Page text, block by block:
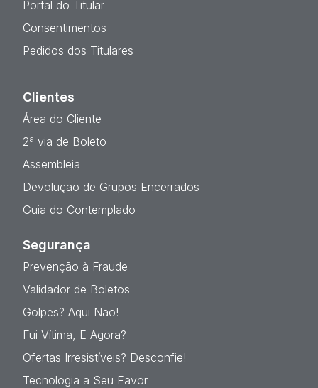
Portal do Titular
Consentimentos
Pedidos dos Titulares
Clientes
Área do Cliente
2ª via de Boleto
Assembleia
Devolução de Grupos Encerrados
Guia do Contemplado
Segurança
Prevenção à Fraude
Validador de Boletos
Golpes? Aqui Não!
Fui Vítima, E Agora?
Ofertas Irresistíveis? Desconfie!
Tecnologia a Seu Favor